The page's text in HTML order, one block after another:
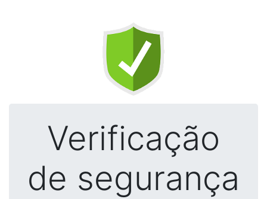
Verificação
de segurança